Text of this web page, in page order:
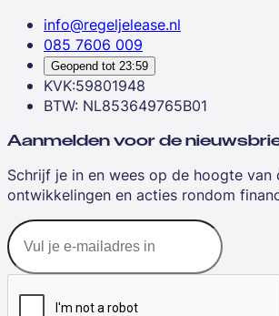
info@regeljelease.nl
085 7606 009
Geopend tot 23:59
KVK:59801948
BTW: NL853649765B01
Aanmelden voor de
Schrijf je in en wees op de hoogte van
ontwikkelingen en acties rondom